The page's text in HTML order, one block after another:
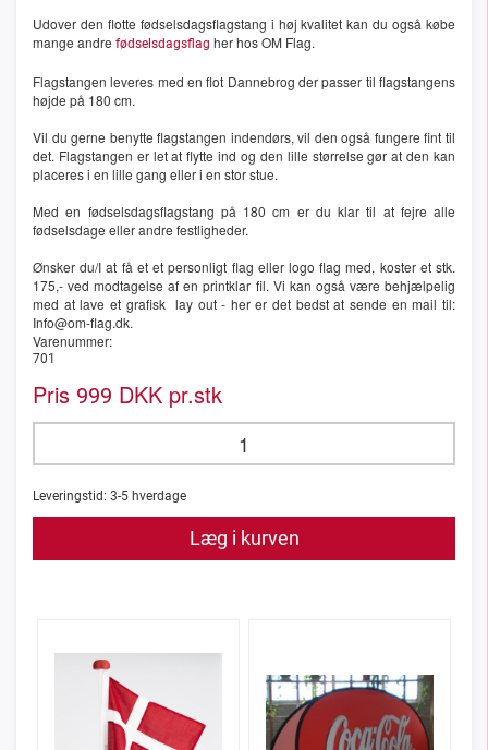
Udover den flotte fødselsdagsflagstang i høj kvalitet kan du også købe
mange andre fødselsdagsflag her hos OM Flag.
Flagstangen leveres med en flot Dannebrog der passer til flagstangens
højde på 180 cm.
Vil du gerne benytte flagstangen indendørs, vil den også fungere fint til
det. Flagstangen er let at flytte ind og den lille størrelse gør at den kan
placeres i en lille gang eller i en stor stue.
Med en fødselsdagsflagstang på 180 cm er du klar til at fejre alle
fødselsdage eller andre festligheder.
Ønsker du/I at få et et personligt flag eller logo flag med, koster et stk.
175,- ved modtagelse af en printklar fil. Vi kan også være behjælpelig
med at lave et grafisk lay out - her er det bedst at sende en mail til:
Info@om-flag.dk.
Varenummer:
701
Pris 999 DKK pr.stk
Leveringstid: 3-5 hverdage
Læg i kurven